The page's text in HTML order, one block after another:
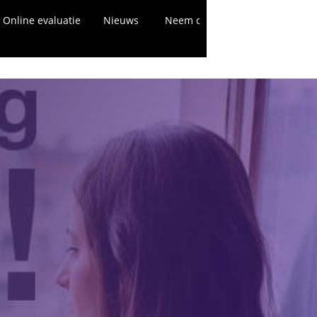
Online evaluatie Nieuws Neem contact met ons op